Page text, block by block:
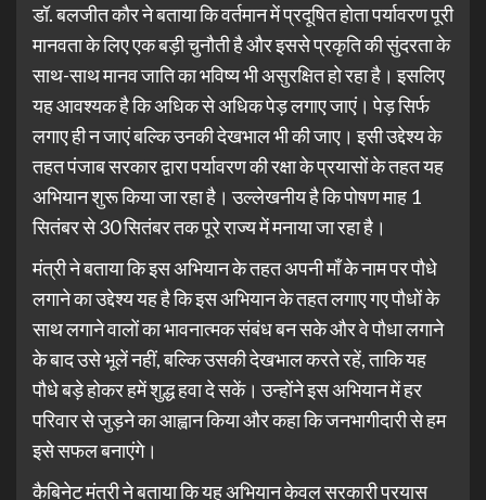
डॉ. बलजीत कौर ने बताया कि वर्तमान में प्रदूषित होता पर्यावरण पूरी
मानवता के लिए एक बड़ी चुनौती है और इससे प्रकृति की सुंदरता के
साथ-साथ मानव जाति का भविष्य भी असुरक्षित हो रहा है। इसलिए
यह आवश्यक है कि अधिक से अधिक पेड़ लगाए जाएं। पेड़ सिर्फ
लगाए ही न जाएं बल्कि उनकी देखभाल भी की जाए। इसी उद्देश्य के
तहत पंजाब सरकार द्वारा पर्यावरण की रक्षा के प्रयासों के तहत यह
अभियान शुरू किया जा रहा है। उल्लेखनीय है कि पोषण माह 1
सितंबर से 30 सितंबर तक पूरे राज्य में मनाया जा रहा है।
मंत्री ने बताया कि इस अभियान के तहत अपनी माँ के नाम पर पौधे
लगाने का उद्देश्य यह है कि इस अभियान के तहत लगाए गए पौधों के
साथ लगाने वालों का भावनात्मक संबंध बन सके और वे पौधा लगाने
के बाद उसे भूलें नहीं, बल्कि उसकी देखभाल करते रहें, ताकि यह
पौधे बड़े होकर हमें शुद्ध हवा दे सकें। उन्होंने इस अभियान में हर
परिवार से जुड़ने का आह्वान किया और कहा कि जनभागीदारी से हम
इसे सफल बनाएंगे।
कैबिनेट मंत्री ने बताया कि यह अभियान केवल सरकारी प्रयास